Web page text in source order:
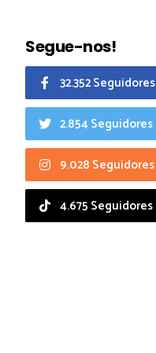
Segue-nos!
32.352 Seguidores
2.854 Seguidores
9.028 Seguidores
4.675 Seguidores